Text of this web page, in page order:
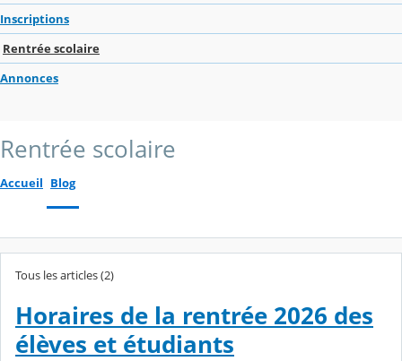
Inscriptions
Rentrée scolaire
Annonces
Rentrée scolaire
Accueil Blog
Tous les articles (2)
Horaires de la rentrée 2026 des
élèves et étudiants